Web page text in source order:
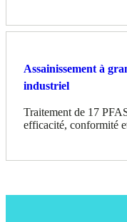
Assainissement à
industriel
Traitement de 17
efficacité, conformité